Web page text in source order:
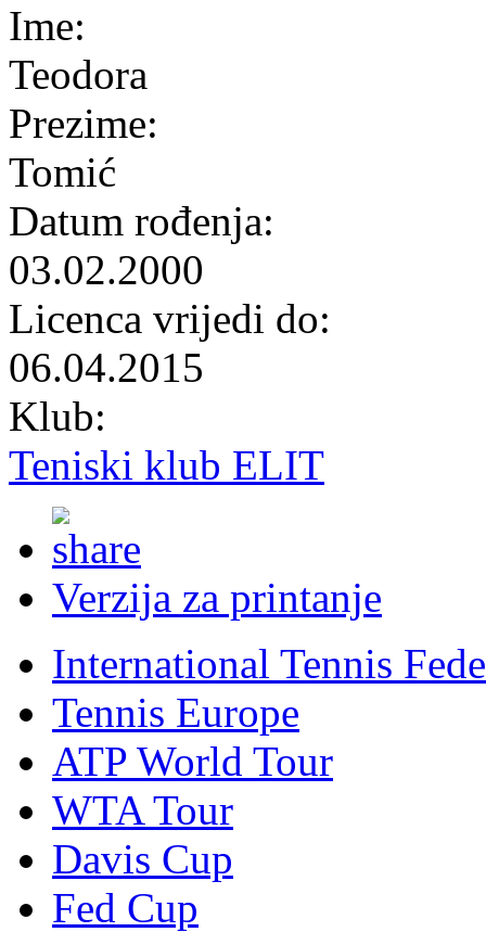
Ime:
Teodora
Prezime:
Tomić
Datum rođenja:
03.02.2000
Licenca vrijedi do:
06.04.2015
Klub:
Teniski klub ELIT
Verzija za printanje
International Tennis
Tennis Europe
ATP World Tour
WTA Tour
Davis Cup
Fed Cup